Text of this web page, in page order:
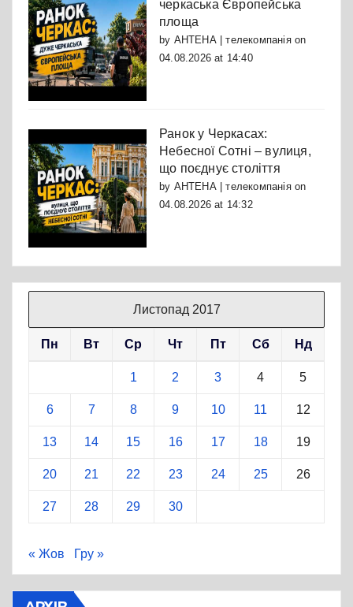
черкаська Європейська
площа
by АНТЕНА | телекомпаніяon
04.08.2026 at 14:40
Ранок у Черкасах:
Небесної Сотні – вулиця,
що поєднує століття
by АНТЕНА | телекомпаніяon
04.08.2026 at 14:32
Листопад 2017
Пн Вт Ср Чт Пт Сб Нд
1 2 3 4 5
6 7 8 9 10 11 12
13 14 15 16 17 18 19
20 21 22 23 24 25 26
27 28 29 30
« Жов Гру »